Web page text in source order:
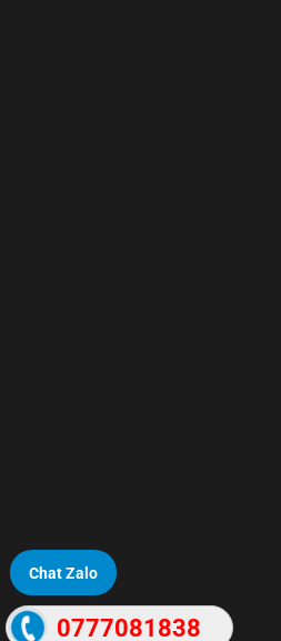
Chat Zalo
0777081838